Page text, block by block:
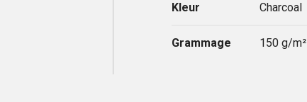
Kleur Charcoal
Grammage 150 g/m²